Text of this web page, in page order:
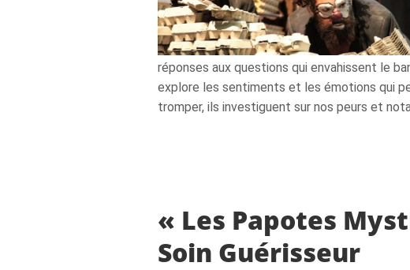
réponses aux questions qui envahissent le
explore les sentiments et les émotions qui
tromper, ils investiguent sur nos peurs et
« Les Papotes
Soin Guérisseur